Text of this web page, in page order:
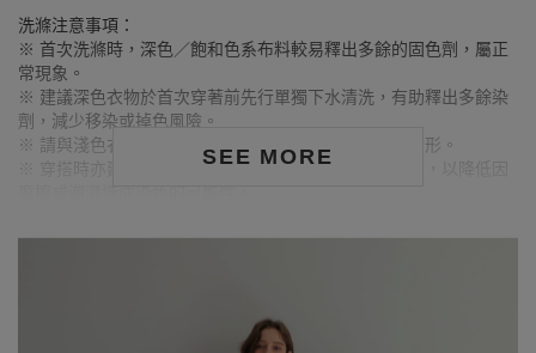
SEE MORE
洗滌注意事項：
※ 首次洗滌時，深色／飽和色系布料較易釋出多餘的固色劑，屬正
常現象。
※ 建議深色衣物於首次穿著前先行單獨下水清洗，有助釋出多餘染
劑，減少移染或掉色風險。
※ 請與淺色衣物分開洗滌，避免互相染色或產生移染情形。
※ 穿搭時亦建議避免與淺色配件、包款、飾品一同使用，以降低因
設定差異略有不同，請以實際商品顏色為準。